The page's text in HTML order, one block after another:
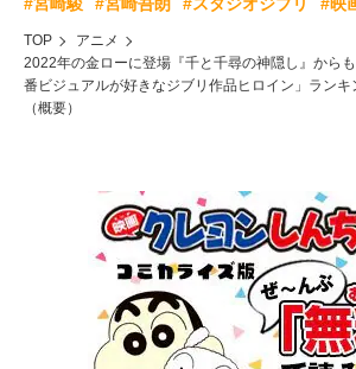
#宮崎駿 #宮崎吾朗 #スタジオジブリ #映
TOP
アニメ
2022年の金ローに登場『千と千尋の神隠し』から
番ビジュアルが好きなジブリ作品ヒロイン」ランキ
（概要）